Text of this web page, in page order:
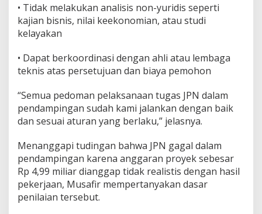
a
t
u
l
i
e
r
• Tidak melakukan analisis non-yuridis seperti
kajian bisnis, nilai keekonomian, atau studi
kelayakan
• Dapat berkoordinasi dengan ahli atau lembaga
teknis atas persetujuan dan biaya pemohon
“Semua pedoman pelaksanaan tugas JPN dalam
pendampingan sudah kami jalankan dengan baik
dan sesuai aturan yang berlaku,” jelasnya.
Menanggapi tudingan bahwa JPN gagal dalam
pendampingan karena anggaran proyek sebesar
Rp 4,99 miliar dianggap tidak realistis dengan hasil
pekerjaan, Musafir mempertanyakan dasar
penilaian tersebut.